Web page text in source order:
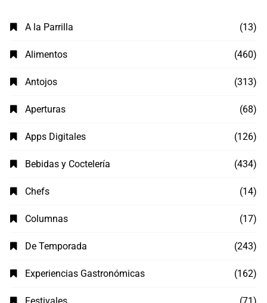
A la Parrilla (13)
Alimentos (460)
Antojos (313)
Aperturas (68)
Apps Digitales (126)
Bebidas y Coctelería (434)
Chefs (14)
Columnas (17)
De Temporada (243)
Experiencias Gastronómicas (162)